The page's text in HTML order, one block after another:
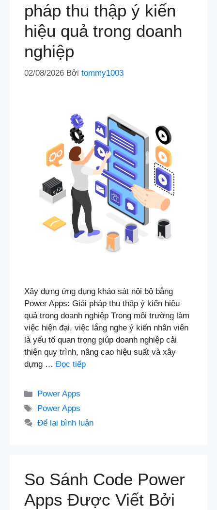
pháp thu thập ý kiến
hiệu quả trong doanh
nghiệp
02/08/2026 Bởi tommy1003
Xây dựng ứng dụng khảo sát nội bộ bằng
Power Apps: Giải pháp thu thập ý kiến hiệu
quả trong doanh nghiệp Trong môi trường làm
việc hiện đại, việc lắng nghe ý kiến nhân viên
là yếu tố quan trọng giúp doanh nghiệp cải
thiện quy trình, nâng cao hiệu suất và xây
dựng … Đọc tiếp
Danh
mục
Power Apps
Thẻ
Power Apps
Để lại bình luận
So Sánh Code Power
Apps Được Viết Bởi